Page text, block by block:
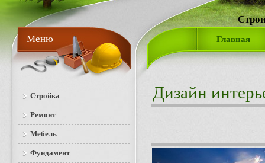
Главная
Дизайн
Меню
Стройка
Ремонт
Мебель
Фундамент